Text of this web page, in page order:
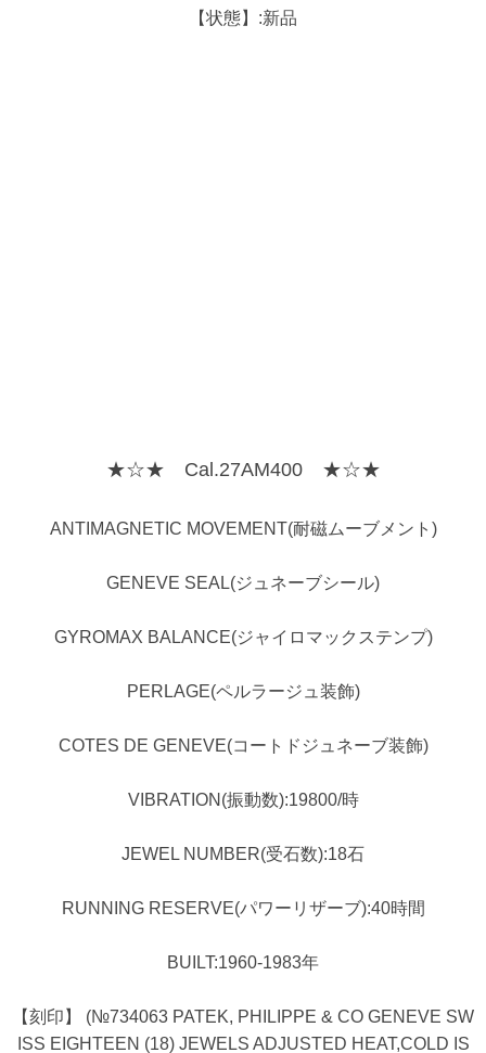
【状態】:新品
★☆★ Cal.27AM400 ★☆★
ANTIMAGNETIC MOVEMENT(耐磁ムーブメント)
GENEVE SEAL(ジュネーブシール)
GYROMAX BALANCE(ジャイロマックステンプ)
PERLAGE(ペルラージュ装飾)
COTES DE GENEVE(コートドジュネーブ装飾)
VIBRATION(振動数):19800/時
JEWEL NUMBER(受石数):18石
RUNNING RESERVE(パワーリザーブ):40時間
BUILT:1960-1983年
【刻印】 (№734063 PATEK, PHILIPPE & CO GENEVE SW
ISS EIGHTEEN (18) JEWELS ADJUSTED HEAT,COLD IS